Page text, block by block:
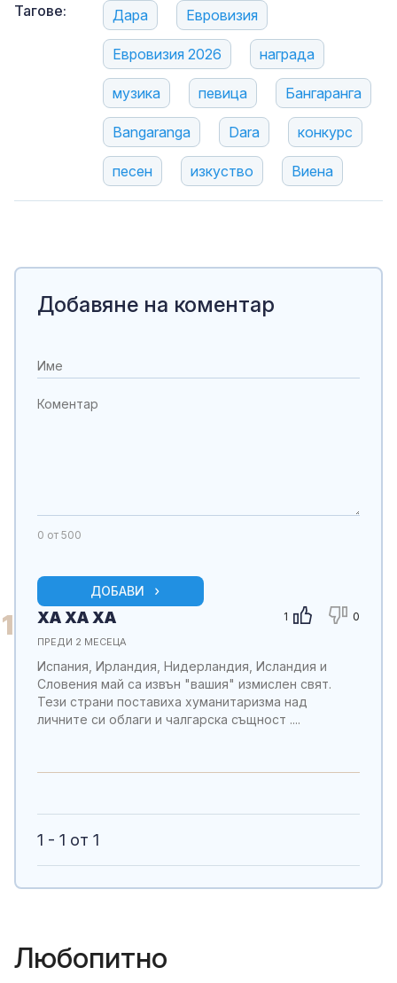
Тагове: Дара Евровизия
Евровизия 2026 награда
музика певица Бангаранга
Bangaranga Dara конкурс
песен изкуство Виена
Добавяне на коментар
0 от 500
ДОБАВИ
1 1 0
ХА ХА ХА
ПРЕДИ 2 МЕСЕЦА
Испания, Ирландия, Нидерландия, Исландия и
Словения май са извън "вашия" измислен свят.
Тези страни поставиха хуманитаризма над
личните си облаги и чалгарска същност ....
1 - 1 от 1
Любопитно